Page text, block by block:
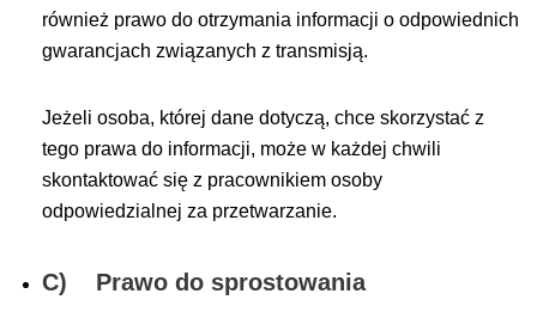
również prawo do otrzymania informacji o odpowiednich
gwarancjach związanych z transmisją.
Jeżeli osoba, której dane dotyczą, chce skorzystać z
tego prawa do informacji, może w każdej chwili
skontaktować się z pracownikiem osoby
odpowiedzialnej za przetwarzanie.
C) Prawo do sprostowania